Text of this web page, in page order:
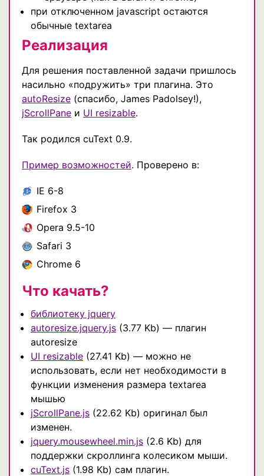
при отключенном javascript остаются
обычные textarea
Реализация
Для решения поставленной задачи пришлось
насильно «подружить» три плагина. Это
autoResize (спасибо, James Padolsey!),
jScrollPane и UI resizable.
Так родился cuText 0.9.
Пример возможностей. Проверено в:
IE 6-8
Firefox 3
Opera 9.5-10
Safari 3
Chrome 6
Что качать?
библиотеку jquery
autoresize.jquery.js (3.77 Kb) — плагин
autoresize
UI resizable (27.41 Kb) — можно не
использовать, если нет необходимости в
функции изменения размера textarea
мышью
jScrollPane.js (22.62 Kb) оригинал был
изменен.
jquery.mousewheel.min.js (2.6 Kb) для
поддержки скроллинга колесиком мыши.
cuText.js (1.98 Kb) сам плагин.